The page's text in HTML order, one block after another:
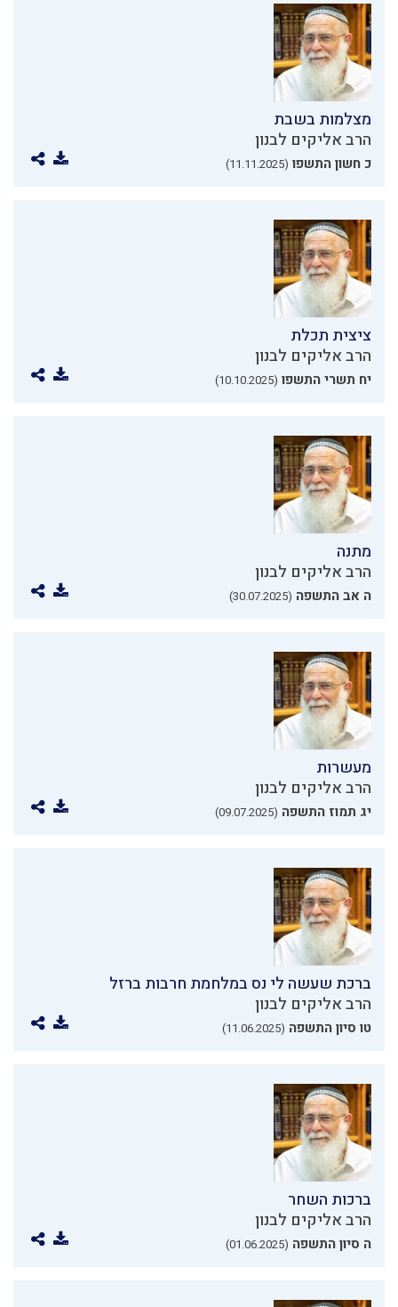
מצלמות בשבת
הרב אליקים לבנון
כ חשון התשפו (11.11.2025)
ציצית תכלת
הרב אליקים לבנון
יח תשרי התשפו (10.10.2025)
מתנה
הרב אליקים לבנון
ה אב התשפה (30.07.2025)
מעשרות
הרב אליקים לבנון
יג תמוז התשפה (09.07.2025)
ברכת שעשה לי נס במלחמת חרבות ברזל
הרב אליקים לבנון
טו סיון התשפה (11.06.2025)
ברכות השחר
הרב אליקים לבנון
ה סיון התשפה (01.06.2025)